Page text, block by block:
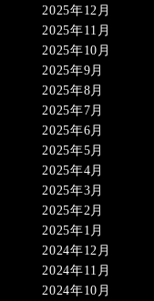
2025年12月
2025年11月
2025年10月
2025年9月
2025年8月
2025年7月
2025年6月
2025年5月
2025年4月
2025年3月
2025年2月
2025年1月
2024年12月
2024年11月
2024年10月